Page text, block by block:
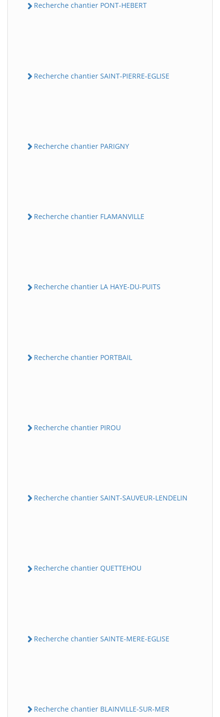
Recherche chantier PONT-HEBERT
Recherche chantier SAINT-PIERRE-EGLISE
Recherche chantier PARIGNY
Recherche chantier FLAMANVILLE
Recherche chantier LA HAYE-DU-PUITS
Recherche chantier PORTBAIL
Recherche chantier PIROU
Recherche chantier SAINT-SAUVEUR-LENDELIN
Recherche chantier QUETTEHOU
Recherche chantier SAINTE-MERE-EGLISE
Recherche chantier BLAINVILLE-SUR-MER